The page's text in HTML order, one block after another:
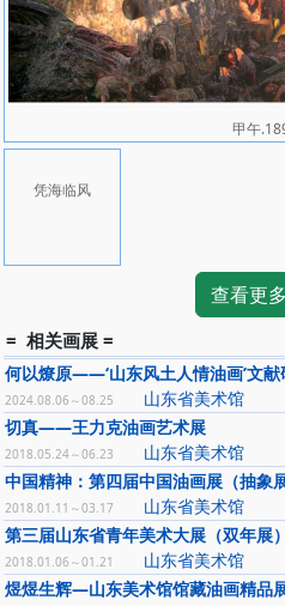
能点燃我们那永恒的精神世界。”并
硬。此作获第七届全国美展银牌奖
甲午
凭海临风
查看更
= 相关画展 =
何以燎原——‘山东风土人情油画’文献
2024.08.06～08.25
山东省美术馆
切真——王力克油画艺术展
2018.05.24～06.23
山东省美术馆
中国精神：第四届中国油画展（抽象展
2018.01.11～03.17
山东省美术馆
第三届山东省青年美术大展（双年展）
2018.01.06～01.21
山东省美术馆
煜煜生辉—山东美术馆馆藏油画精品